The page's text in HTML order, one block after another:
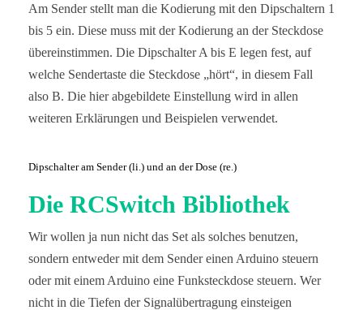
Am Sender stellt man die Kodierung mit den Dipschaltern 1
bis 5 ein. Diese muss mit der Kodierung an der Steckdose
übereinstimmen. Die Dipschalter A bis E legen fest, auf
welche Sendertaste die Steckdose „hört“, in diesem Fall
also B. Die hier abgebildete Einstellung wird in allen
weiteren Erklärungen und Beispielen verwendet.
Dipschalter am Sender (li.) und an der Dose (re.)
Die RCSwitch Bibliothek
Wir wollen ja nun nicht das Set als solches benutzen,
sondern entweder mit dem Sender einen Arduino steuern
oder mit einem Arduino eine Funksteckdose steuern. Wer
nicht in die Tiefen der Signalübertragung einsteigen